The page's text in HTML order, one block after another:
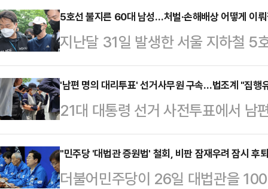
5호선 불지른 60대 남성…처벌·손해배상 어떻게 이
지난달 31일 발생한 서울 지하철 5
원이 넘는 것으로 추산됐다. 경찰이
가운데 법조계에선 피의자가 사전
사람이 많은 전차 내에서 실제로
이 이뤄질 것으로 전망했다. 전문가
비 등에 대해 손해배상청구가 가능
가해자에게 구상 청구도 할 수 있
'남편 명의 대리투표' 선거사무원 구속…법조계 "집행
21대 대통령 선거 사전투표에서 남
속됐다. 법조계에서는 "공무원이라
미칠 수 있지만, 선거사무에 관계있
조 제2항이 적용되는 대상"이라며
"민주당 '대법관 증원법' 철회, 비판 잠재우려 잠시
더불어민주당이 26일 대법관을